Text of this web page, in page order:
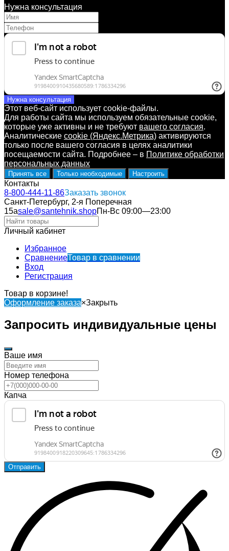
Нужна консультация
Нужна консультация
Этот веб-сайт использует cookie-файлы.
Для работы сайта мы используем обязательные cookie,
которые уже активны и не требуют вашего согласия.
Аналитические cookie (Яндекс.Метрика) активируются
только после вашего согласия в целях аналитики
посещаемости сайта. Подробнее – в Политике обработки
персональных данных
Принять все Только необходимые Настроить
Контакты
8-800-444-11-86Заказать звонок
Санкт-Петербург, 2-я Поперечная
15аsale@santehnik.shopПн-Вс 09:00—23:00
Личный кабинет
Избранное
СравнениеТовар в сравнении
Вход
Регистрация
Товар в корзине!
Оформление заказа×Закрыть
Запросить индивидуальные цены
Ваше имя
Номер телефона
Капча
Отправить